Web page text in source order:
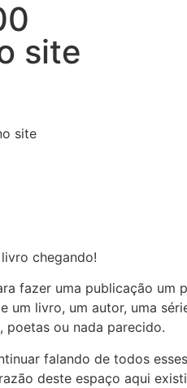
site
site
chegando!
fazer uma publicação um
um livro, um autor, uma
poetas ou nada parecido.
falando de todos esses
deste espaço aqui